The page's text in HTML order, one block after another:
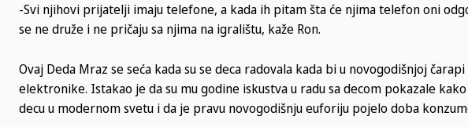
-Svi njihovi prijatelji imaju telefone, a kada ih pitam šta će njima telefon oni
se ne druže i ne pričaju sa njima na igralištu, kaže Ron.
Ovaj Deda Mraz se seća kada su se deca radovala kada bi u novogodišnjoj
elektronike. Istakao je da su mu godine iskustva u radu sa decom pokazale
decu u modernom svetu i da je pravu novogodišnju euforiju pojelo doba